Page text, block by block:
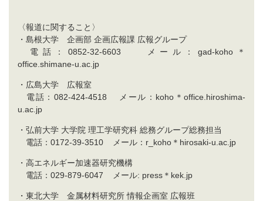
〈報道に関すること〉
・島根大学 企画部 企画広報課 広報グループ
電話：0852-32-6603 メール：gad-koho＊
office.shimane-u.ac.jp
・広島大学 広報室
電話：082-424-4518 メール：koho＊office.hiroshima-
u.ac.jp
・弘前大学 大学院 理工学研究科 総務グループ総務担当
電話：0172-39-3510 メール：r_koho＊hirosaki-u.ac.jp
・高エネルギー加速器研究機構
電話：029-879-6047 メール: press＊kek.jp
・東北大学 金属材料研究所 情報企画室 広報班